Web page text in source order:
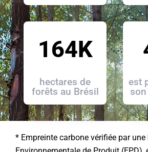
164K
hectares de
forêts au Brésil
est
* Empreinte carbone vérifiée par